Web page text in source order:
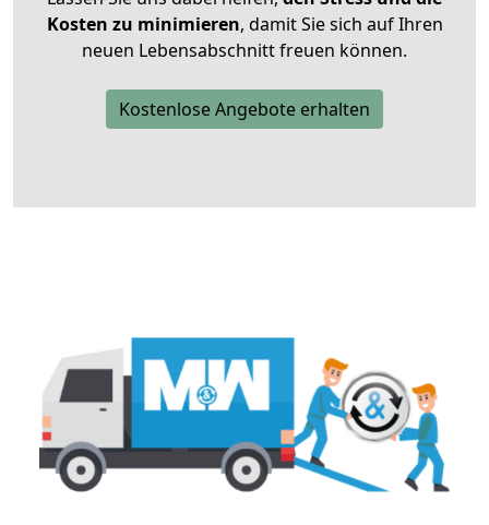
Kosten zu minimieren, damit Sie sich auf Ihren
neuen Lebensabschnitt freuen können.
Kostenlose Angebote erhalten